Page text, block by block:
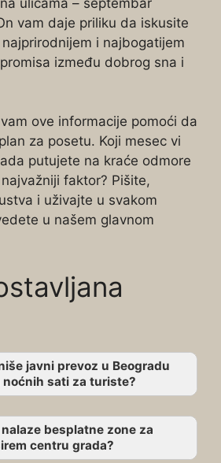
vam daje priliku da iskusite
i najbogatijem
između dobrog sna i
ove informacije pomoći da
za posetu. Koji mesec vi
putujete na kraće odmore
faktor? Pišite,
i uživajte u svakom
u našem glavnom
javni prevoz u Beogradu
sati za turiste?
besplatne zone za
centru grada?